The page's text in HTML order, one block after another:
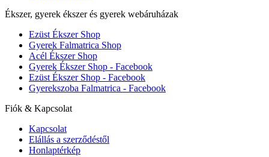
Ékszer, gyerek ékszer és gyerek webáruházak
Ezüst Ékszer Shop
Gyerek Falmatrica Shop
Acél Ékszer Shop
Gyerek Ékszer Shop - Facebook
Ezüst Ékszer Shop - Facebook
Gyerekszoba Falmatrica - Facebook
Fiók & Kapcsolat
Kapcsolat
Elállás a szerződéstől
Honlaptérkép